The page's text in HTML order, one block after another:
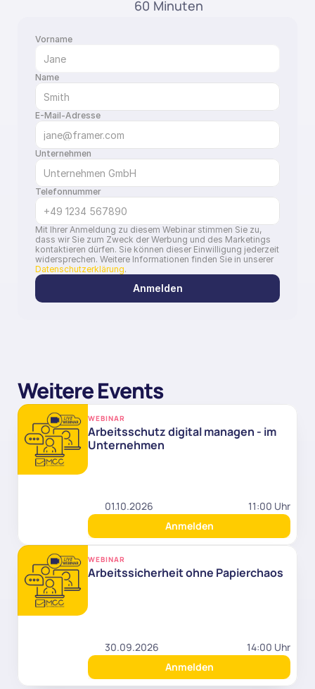
60 Minuten
Vorname
Name
E-Mail-Adresse
Unternehmen
Telefonnummer
Mit Ihrer Anmeldung zu diesem Webinar stimmen Sie zu,
dass wir Sie zum Zweck der Werbung und des Marketings
kontaktieren dürfen. Sie können dieser Einwilligung jederzeit
Datenschutzerklärung.
Anmelden
Weitere Events
WEBINAR
Arbeitsschutz digital managen - im
Unternehmen
01.10.2026
11:00 Uhr
Anmelden
WEBINAR
Arbeitssicherheit ohne Papierchaos
30.09.2026
14:00 Uhr
Anmelden